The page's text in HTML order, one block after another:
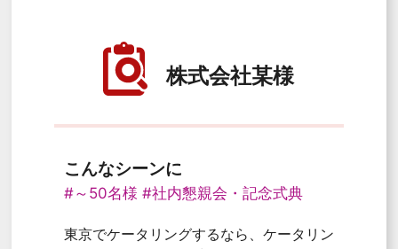
株式会社某様
こんなシーンに
#～50名様 #社内懇親会・記念式典
東京でケータリングするなら、ケータリン